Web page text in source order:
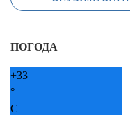
ПОГОДА
+33
°
C